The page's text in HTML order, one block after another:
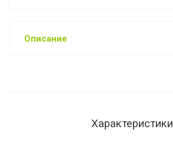
Описание
Характеристики